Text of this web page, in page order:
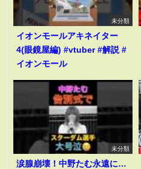
未分類
イオンモールアキネイター
4(眼鏡屋編) #vtuber #解説 #
イオンモール
未分類
涙腺崩壊！中野たむ永遠に…